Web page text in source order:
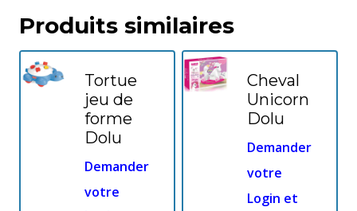
Produits similaires
Tortue
jeu de
forme
Dolu
Demander
votre
Cheval
Unicorn
Dolu
Demander
votre
Login et